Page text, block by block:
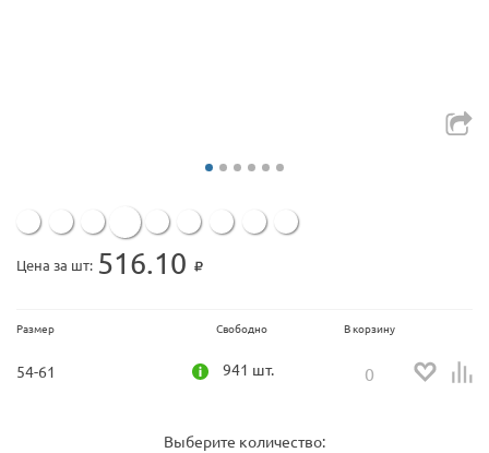
Цена за шт: 516.10
Размер Свободно В корзину
54-61 941 шт.
Выберите количество: